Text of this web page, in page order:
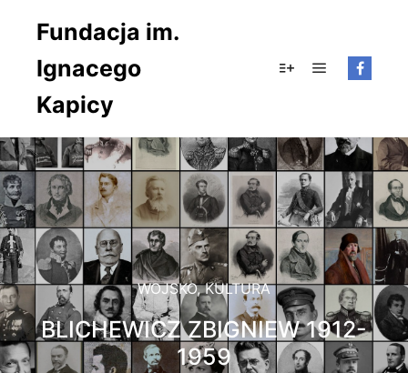
Fundacja im.
Ignacego
Kapicy
WOJSKO,KULTURA
BLICHEWICZ ZBIGNIEW 1912-
1959